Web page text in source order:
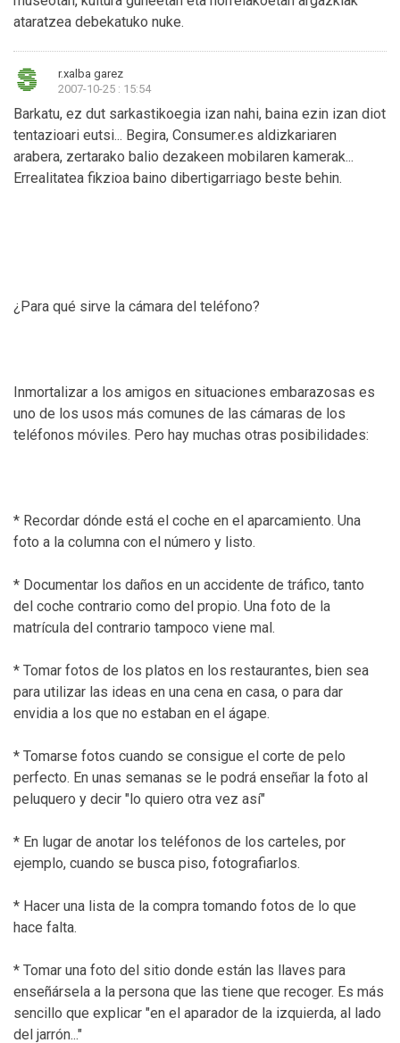
ataratzea debekatuko nuke.
r.xalba garez
2007-10-25 : 15:54
Barkatu, ez dut sarkastikoegia izan nahi, baina ezin izan diot
tentazioari eutsi... Begira, Consumer.es aldizkariaren
arabera, zertarako balio dezakeen mobilaren kamerak...
Errealitatea fikzioa baino dibertigarriago beste behin.
¿Para qué sirve la cámara del teléfono?
Inmortalizar a los amigos en situaciones embarazosas es
uno de los usos más comunes de las cámaras de los
teléfonos móviles. Pero hay muchas otras posibilidades:
* Recordar dónde está el coche en el aparcamiento. Una
foto a la columna con el número y listo.
* Documentar los daños en un accidente de tráfico, tanto
del coche contrario como del propio. Una foto de la
matrícula del contrario tampoco viene mal.
* Tomar fotos de los platos en los restaurantes, bien sea
para utilizar las ideas en una cena en casa, o para dar
envidia a los que no estaban en el ágape.
* Tomarse fotos cuando se consigue el corte de pelo
perfecto. En unas semanas se le podrá enseñar la foto al
peluquero y decir "lo quiero otra vez así"
* En lugar de anotar los teléfonos de los carteles, por
ejemplo, cuando se busca piso, fotografiarlos.
* Hacer una lista de la compra tomando fotos de lo que
hace falta.
* Tomar una foto del sitio donde están las llaves para
enseñársela a la persona que las tiene que recoger. Es más
sencillo que explicar "en el aparador de la izquierda, al lado
del jarrón..."